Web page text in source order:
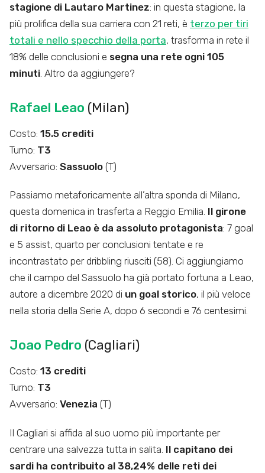
stagione di Lautaro Martinez: in questa stagione, la
più prolifica della sua carriera con 21 reti, è terzo per tiri
totali e nello specchio della porta, trasforma in rete il
18% delle conclusioni e segna una rete ogni 105
minuti . Altro da aggiungere?
Rafael Leao (Milan)
Costo: 15.5 crediti
Turno: T3
Avversario: Sassuolo (T)
Passiamo metaforicamente all’altra sponda di Milano,
questa domenica in trasferta a Reggio Emilia. Il girone
di ritorno di Leao è da assoluto protagonista: 7 goal
e 5 assist, quarto per conclusioni tentate e re
incontrastato per dribbling riusciti (58). Ci aggiungiamo
che il campo del Sassuolo ha già portato fortuna a Leao,
autore a dicembre 2020 di un goal storico, il più veloce
nella storia della Serie A, dopo 6 secondi e 76 centesimi.
Joao Pedro (Cagliari)
Costo: 13 crediti
Turno: T3
Avversario: Venezia (T)
Il Cagliari si affida al suo uomo più importante per
centrare una salvezza tutta in salita. Il capitano dei
sardi ha contribuito al 38,24% delle reti dei